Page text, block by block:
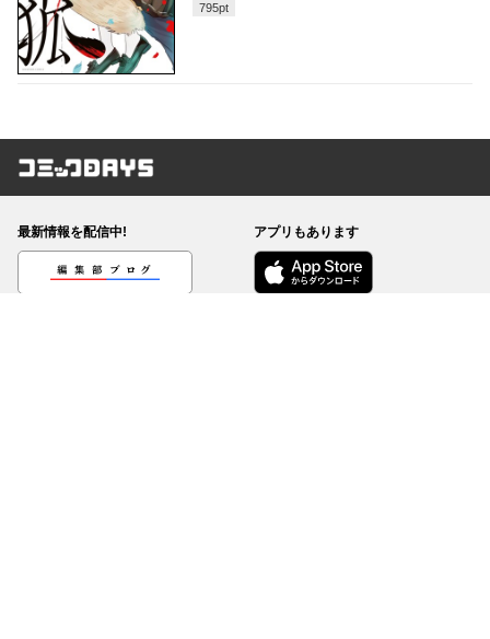
795pt
コミックDAYS
最新情報を配信中!
編集部ブログ
アプリもあります